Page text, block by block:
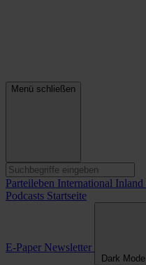
Menü schließen
Parteileben International Inland
Podcasts Startseite
E-Paper Newsletter
Dark Mode